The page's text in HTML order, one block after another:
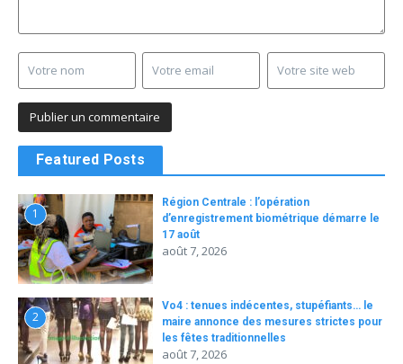
Featured Posts
1
Région Centrale : l’opération
d’enregistrement biométrique démarre le
17 août
août 7, 2026
2
Vo4 : tenues indécentes, stupéfiants… le
maire annonce des mesures strictes pour
les fêtes traditionnelles
août 7, 2026